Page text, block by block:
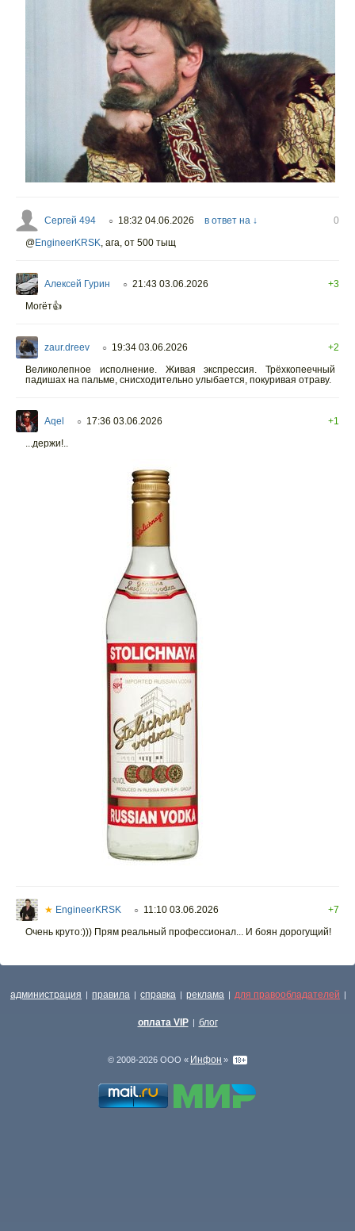
Сергей 494 ○ 18:32 04.06.2026 в ответ на ↓
0
@EngineerKRSK, ага, от 500 тыщ
Алексей Гурин ○ 21:43 03.06.2026
+3
Могëт👍
zaur.dreev ○ 19:34 03.06.2026
+2
Великолепное исполнение. Живая экспрессия. Трёхкопеечный
падишах на пальме, снисходительно улыбается, покуривая отраву.
Aqel ○ 17:36 03.06.2026
+1
...держи!..
★ EngineerKRSK ○ 11:10 03.06.2026
+7
Очень круто:))) Прям реальный профессионал... И боян дорогущий!
администрация | правила | справка | реклама | для правообладателей |
оплата VIP | блог
© 2008-2026 ООО « Инфон »